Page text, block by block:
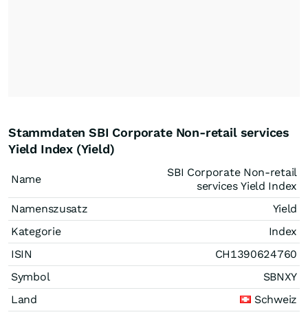
Stammdaten SBI Corporate Non-retail services
Yield Index (Yield)
Name
SBI Corporate Non-retail
services Yield Index
Namenszusatz
Yield
Kategorie
Index
ISIN
CH1390624760
Symbol
SBNXY
Land
Schweiz